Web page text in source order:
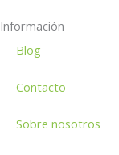
Información
Blog
Contacto
Sobre nosotros